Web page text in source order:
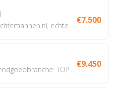
€7.500
€9.450